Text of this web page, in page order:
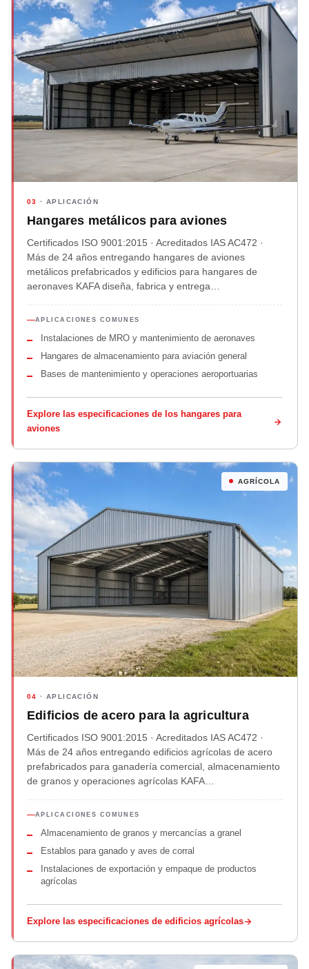
03 · APLICACIÓN
Hangares metálicos para aviones
Certificados ISO 9001:2015 · Acreditados IAS AC472 ·
Más de 24 años entregando hangares de aviones
metálicos prefabricados y edificios para hangares de
aeronaves KAFA diseña, fabrica y entrega…
APLICACIONES COMUNES
Instalaciones de MRO y mantenimiento de aeronaves
Hangares de almacenamiento para aviación general
Bases de mantenimiento y operaciones aeroportuarias
Explore las especificaciones de los hangares para
aviones
AGRÍCOLA
04 · APLICACIÓN
Edificios de acero para la agricultura
Certificados ISO 9001:2015 · Acreditados IAS AC472 ·
Más de 24 años entregando edificios agrícolas de acero
prefabricados para ganadería comercial, almacenamiento
de granos y operaciones agrícolas KAFA…
APLICACIONES COMUNES
Almacenamiento de granos y mercancías a granel
Establos para ganado y aves de corral
Instalaciones de exportación y empaque de productos
agrícolas
Explore las especificaciones de edificios agrícolas